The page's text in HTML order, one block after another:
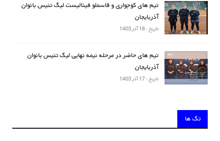
تیم های کوجواری و قاسملو فینالیست لیگ تنیس بانوان
آذربایجان
تاریخ : 18 آذر 1403
تیم های حاضر در مرحله نیمه نهایی لیگ تنیس بانوان
آذربایجان
تاریخ : 17 آذر 1403
تگ ها